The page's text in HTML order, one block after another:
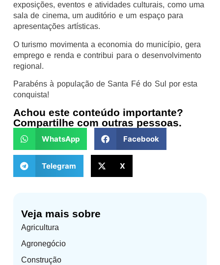
Veja mais sobre
Agricultura
Agronegócio
Construção
exposições, eventos e atividades culturais, como uma
sala de cinema, um auditório e um espaço para
apresentações artísticas.
O turismo movimenta a economia do município, gera
emprego e renda e contribui para o desenvolvimento
regional.
Parabéns à população de Santa Fé do Sul por esta
conquista!
Achou este conteúdo importante?
Compartilhe com outras pessoas.
WhatsApp Facebook
Telegram X